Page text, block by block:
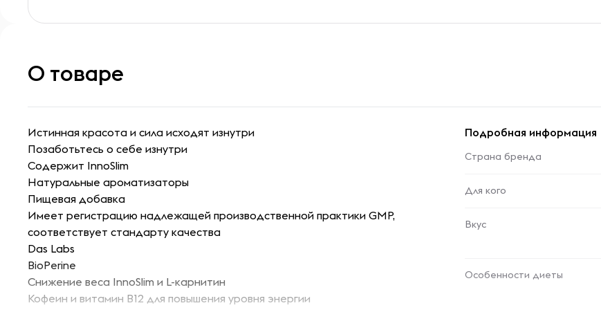
О товаре
Истинная красота и сила исходят изнутри
Позаботьтесь о себе изнутри
Содержит InnoSlim
Натуральные ароматизаторы
Пищевая добавка
Имеет регистрацию надлежащей производственной практики GMP,
соответствует стандарту качества
Das Labs
BioPerine
Снижение веса InnoSlim и L-карнитин
Кофеин и витамин B12 для повышения уровня энергии
Подробная информация
Страна бренда
Для кого
Вкус
Особенности диеты